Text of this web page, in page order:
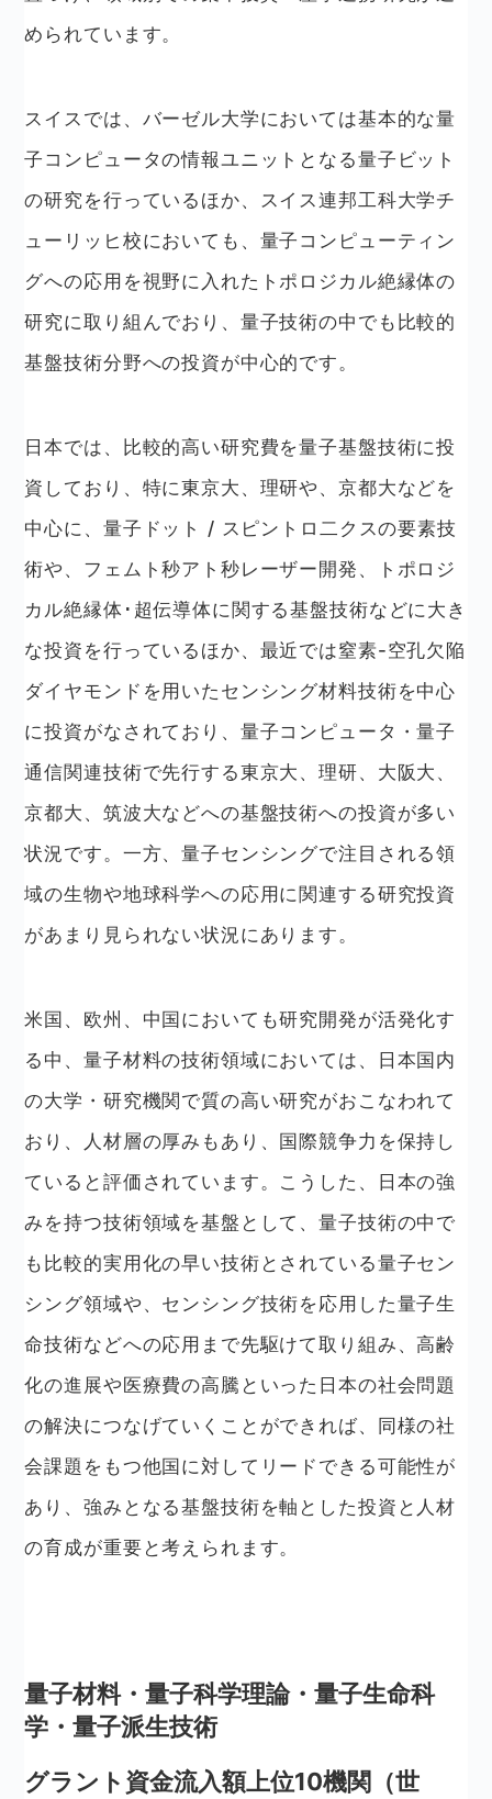
められています。
スイスでは、バーゼル大学においては基本的な量
子コンピュータの情報ユニットとなる量子ビット
の研究を行っているほか、スイス連邦工科大学チ
ューリッヒ校においても、量子コンピューティン
グへの応用を視野に入れたトポロジカル絶縁体の
研究に取り組んでおり、量子技術の中でも比較的
基盤技術分野への投資が中心的です。
日本では、比較的高い研究費を量子基盤技術に投
資しており、特に東京大、理研や、京都大などを
中心に、量子ドット / スピントロ二クスの要素技
術や、フェムト秒アト秒レーザー開発、トポロジ
カル絶縁体･超伝導体に関する基盤技術などに大き
な投資を行っているほか、最近では窒素-空孔欠陥
ダイヤモンドを用いたセンシング材料技術を中心
に投資がなされており、量子コンピュータ・量子
通信関連技術で先行する東京大、理研、大阪大、
京都大、筑波大などへの基盤技術への投資が多い
状況です。一方、量子センシングで注目される領
域の生物や地球科学への応用に関連する研究投資
があまり見られない状況にあります。
米国、欧州、中国においても研究開発が活発化す
る中、量子材料の技術領域においては、日本国内
の大学・研究機関で質の高い研究がおこなわれて
おり、人材層の厚みもあり、国際競争力を保持し
ていると評価されています。こうした、日本の強
みを持つ技術領域を基盤として、量子技術の中で
も比較的実用化の早い技術とされている量子セン
シング領域や、センシング技術を応用した量子生
命技術などへの応用まで先駆けて取り組み、高齢
化の進展や医療費の高騰といった日本の社会問題
の解決につなげていくことができれば、同様の社
会課題をもつ他国に対してリードできる可能性が
あり、強みとなる基盤技術を軸とした投資と人材
の育成が重要と考えられます。
量子材料・量子科学理論・量子生命科
学・量子派生技術
グラント資金流入額上位10機関（世